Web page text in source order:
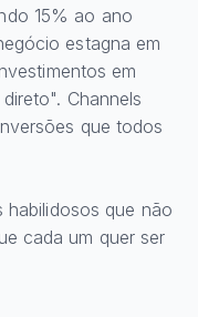
15% ao ano
estagna em
em
Channels
que todos
habilidosos que não
cada um quer ser